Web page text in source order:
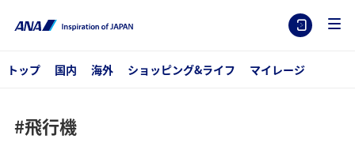
トップ 国内 海外 ショッピング&ライフ マイレージ
#飛行機